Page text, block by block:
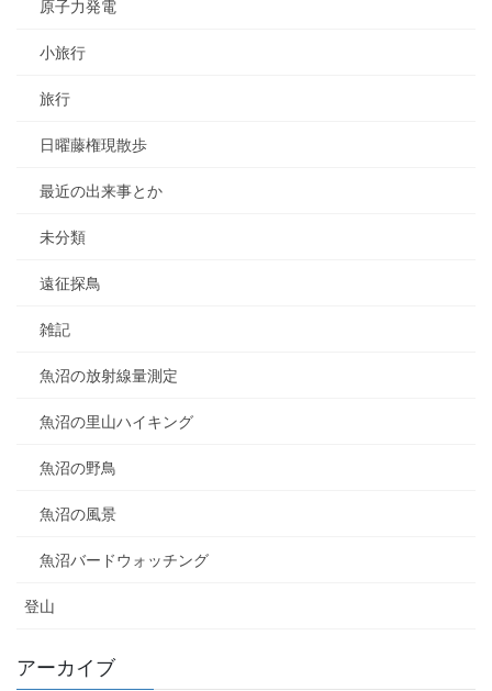
原子力発電
小旅行
旅行
日曜藤権現散歩
最近の出来事とか
未分類
遠征探鳥
雑記
魚沼の放射線量測定
魚沼の里山ハイキング
魚沼の野鳥
魚沼の風景
魚沼バードウォッチング
登山
アーカイブ